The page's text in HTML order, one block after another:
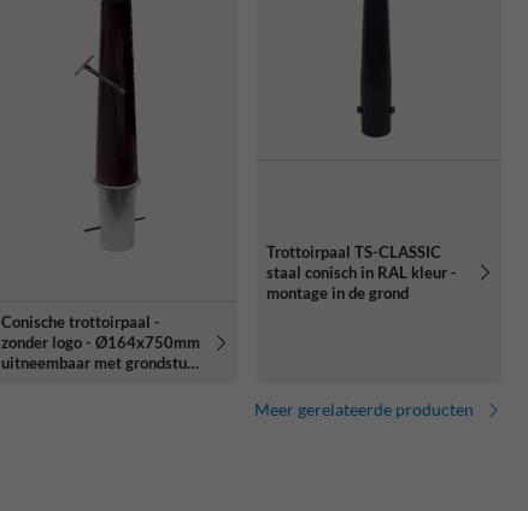
Conische trottoirpaal -
zonder logo - Ø164x750mm
uitneembaar met grondstuk
Trottoirpaal TS-CLASSIC
staal conisch in RAL kleur -
montage in de grond
Meer gerelateerde producten